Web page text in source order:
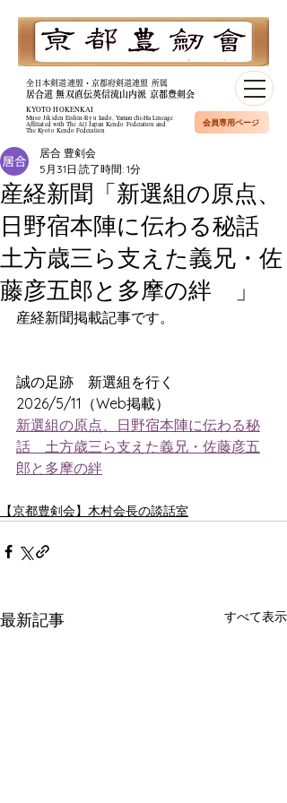
全日本剣道連盟・京都府剣道連盟 所属
居合道 無双直伝英信流山内派 京都豊剣会
KYOTO HOKENKAI
Muso Jikiden Eishin-Ryu Iaido, Yamauchi-Ha Lineage​
Affiliated with The All Japan Kendo Federation and
The Kyoto Kendo Federation
会員専用ページ
産経新聞「新選組の原点、
日野宿本陣に伝わる秘話
土方歳三ら支えた義兄・佐
藤彦五郎と多摩の絆 」
居合 豊剣会
5月31日 読了時間: 1分
産経新聞掲載記事です。
誠の足跡　新選組を行く
2026/5/11（Web掲載）
新選組の原点、日野宿本陣に伝わる秘
話　土方歳三ら支えた義兄・佐藤彦五
郎と多摩の絆
【京都豊剣会】​木村会長の談話室
最新記事 すべて表示